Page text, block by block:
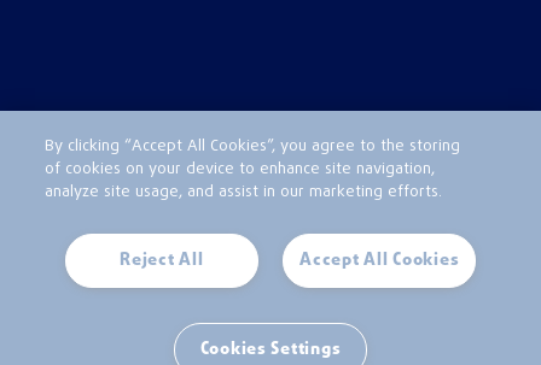
By clicking “Accept All Cookies”, you agree to the storing
of cookies on your device to enhance site navigation,
analyze site usage, and assist in our marketing efforts.
Accept All Cookies
Reject All
Cookies Settings